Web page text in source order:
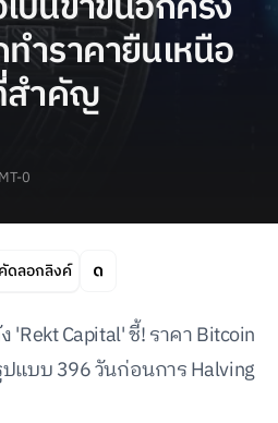
ำราคายืนเหนือ
สำคัญ
0
คัดลอกลิงค์
Capital' ชี้! ราคา Bitcoin
แบบ 396 วันก่อนการ Halving